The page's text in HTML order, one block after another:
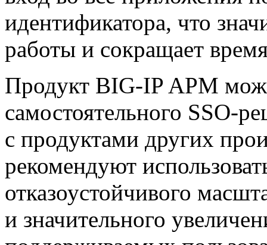
идентификатора, что
работы и сокращает
Продукт BIG-IP APM
самостоятельного SSO-
с продуктами других
рекомендуют
отказоустойчивого
и значительного